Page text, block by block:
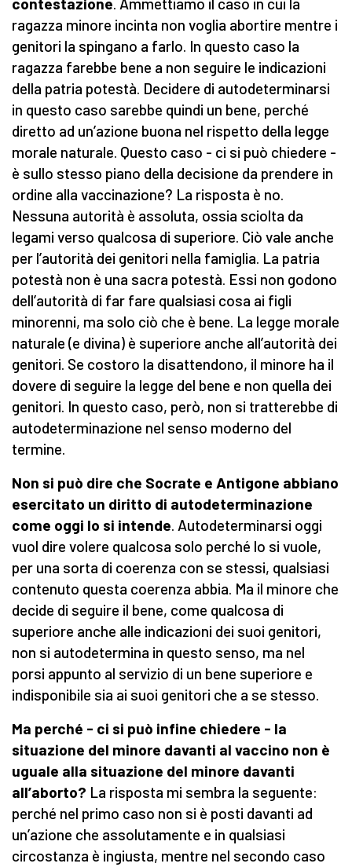
contestazione. Ammettiamo il caso in cui la
ragazza minore incinta non voglia abortire mentre i
genitori la spingano a farlo. In questo caso la
ragazza farebbe bene a non seguire le indicazioni
della patria potestà. Decidere di autodeterminarsi
in questo caso sarebbe quindi un bene, perché
diretto ad un’azione buona nel rispetto della legge
morale naturale. Questo caso - ci si può chiedere -
è sullo stesso piano della decisione da prendere in
ordine alla vaccinazione? La risposta è no.
Nessuna autorità è assoluta, ossia sciolta da
legami verso qualcosa di superiore. Ciò vale anche
per l’autorità dei genitori nella famiglia. La patria
potestà non è una sacra potestà. Essi non godono
dell’autorità di far fare qualsiasi cosa ai figli
minorenni, ma solo ciò che è bene. La legge morale
naturale (e divina) è superiore anche all’autorità dei
genitori. Se costoro la disattendono, il minore ha il
dovere di seguire la legge del bene e non quella dei
genitori. In questo caso, però, non si tratterebbe di
autodeterminazione nel senso moderno del
termine.
Non si può dire che Socrate e Antigone abbiano
esercitato un diritto di autodeterminazione
come oggi lo si intende. Autodeterminarsi oggi
vuol dire volere qualcosa solo perché lo si vuole,
per una sorta di coerenza con se stessi, qualsiasi
contenuto questa coerenza abbia. Ma il minore che
decide di seguire il bene, come qualcosa di
superiore anche alle indicazioni dei suoi genitori,
non si autodetermina in questo senso, ma nel
porsi appunto al servizio di un bene superiore e
indisponibile sia ai suoi genitori che a se stesso.
Ma perché - ci si può infine chiedere - la
situazione del minore davanti al vaccino non è
uguale alla situazione del minore davanti
all’aborto? La risposta mi sembra la seguente:
perché nel primo caso non si è posti davanti ad
un’azione che assolutamente e in qualsiasi
circostanza è ingiusta, mentre nel secondo caso